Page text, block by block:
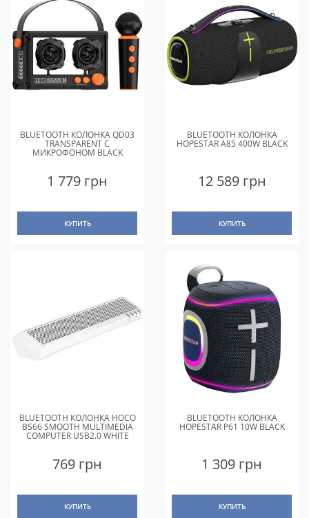
BLUETOOTH КОЛОНКА QD03
TRANSPARENT С
МИКРОФОНОМ BLACK
1 779 грн
КУПИТЬ
BLUETOOTH КОЛОНКА
HOPESTAR A85 400W BLACK
12 589 грн
КУПИТЬ
BLUETOOTH КОЛОНКА HOCO
BS66 SMOOTH MULTIMEDIA
COMPUTER USB2.0 WHITE
769 грн
КУПИТЬ
BLUETOOTH КОЛОНКА
HOPESTAR P61 10W BLACK
1 309 грн
КУПИТЬ